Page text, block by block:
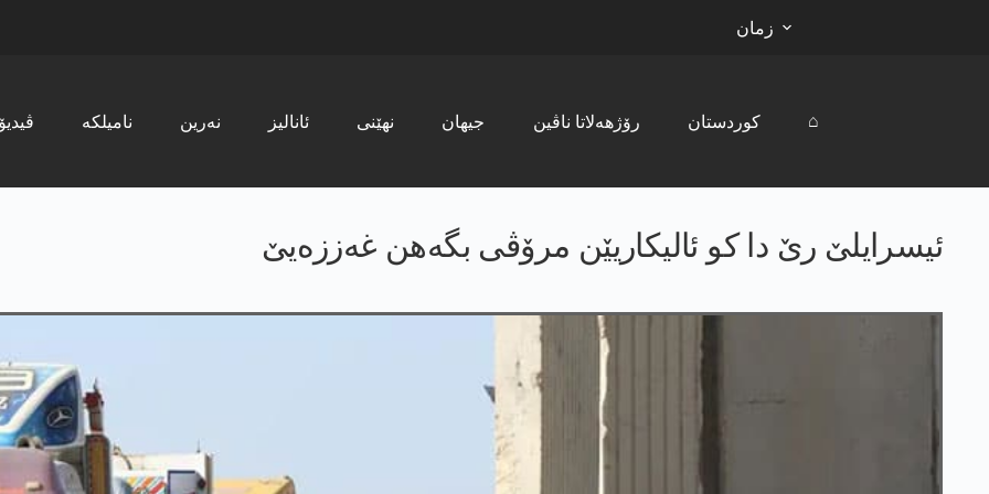
زمان
ڤیدیۆ نامیلکە نەرین ئانالیز نھێنی جیھان رۆژھەلاتا ناڤین کوردستان ⌂
ئیسرایلێ رێ دا کو ئالیکاریێن مرۆڤی بگەهن غەززەیێ